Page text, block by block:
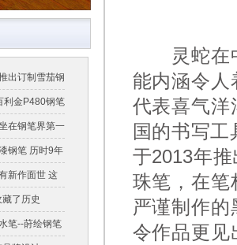
出订制雪茄钢
利金P480钢笔
在钢笔界第一
钢笔 历时9年
新作面世 这
了历史
笔--莳绘钢笔
灵蛇在中
能内涵令人
代表喜气洋
国的书写
于2013年
珠笔，在笔
严谨制作
令作品更见